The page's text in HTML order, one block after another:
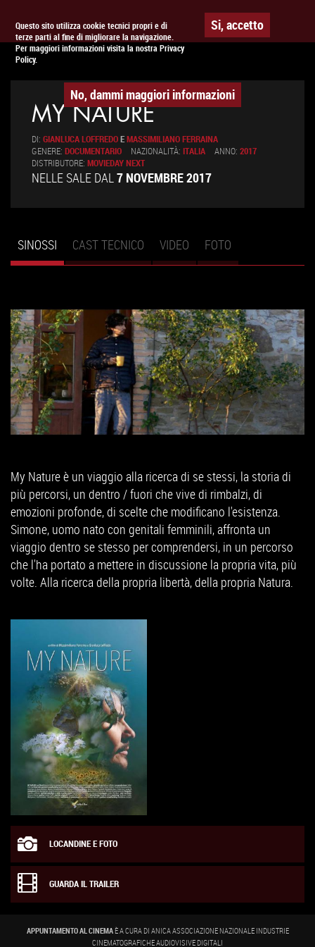
Questo sito utilizza cookie tecnici propri e di
terze parti al fine di migliorare la navigazione.
Per maggiori informazioni visita la nostra Privacy
Policy.
Si, accetto
No, dammi maggiori informazioni
APPUNTAMENTO AL CINEMA
MY NATURE
DI: GIANLUCA LOFFREDOEMASSIMILIANO FERRAINA
GENERE: DOCUMENTARIO NAZIONALITÀ: ITALIA ANNO: 2017
DISTRIBUTORE: MOVIEDAY NEXT
NELLE SALE DAL7 NOVEMBRE 2017
Schede primarie
SINOSSI (SCHEDA
ATTIVA)
CAST TECNICO VIDEO FOTO
My Nature è un viaggio alla ricerca di se stessi, la storia di
più percorsi, un dentro / fuori che vive di rimbalzi, di
emozioni profonde, di scelte che modificano l'esistenza.
Simone, uomo nato con genitali femminili, affronta un
viaggio dentro se stesso per comprendersi, in un percorso
che l'ha portato a mettere in discussione la propria vita, più
volte. Alla ricerca della propria libertà, della propria Natura.
LOCANDINE E FOTO
GUARDA IL TRAILER
APPUNTAMENTO AL CINEMAÈ A CURA DI ANICA ASSOCIAZIONE NAZIONALE INDUSTRIE
CINEMATOGRAFICHE AUDIOVISIVE DIGITALI